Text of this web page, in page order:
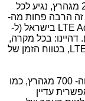
מגהרץ ואת אלו שהצבא יפנה בתחום ה- 2,600 מגהרץ, נגיע לכל
זה הרבה פחות מה-
LTE בישראל (ל-
בכל מקרה,
, בטווח הזמן של
מול זה, הקצאת תדרים בתחומי ה- 800 \ 900 וה- 700 מגהרץ, כמו
עדיין